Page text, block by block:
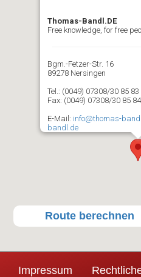
Thomas-Bandl.DE
Free knowledge, for free
Bgm.-Fetzer-Str. 16
89278 Nersingen
Tel.: (0049) 07308/30 85 83
Fax: (0049) 07308/30 85 84
E-Mail: info@thomas-
bandl.de
Route berechnen
Impressum